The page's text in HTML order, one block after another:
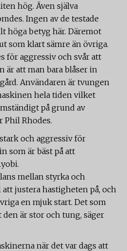
hög. Även själva
Ingen av de testade
höga betyg här. Däremot
som klart sämre än övriga.
för aggressiv och svår att
är att man bara blåser in
Användaren är tvungen
hela tiden vilket
på grund av
Phil Rhodes.
och aggressiv för
som är bäst på att
mellan styrka och
justera hastigheten på, och
en mjuk start. Det som
är stor och tung, säger
när det var dags att